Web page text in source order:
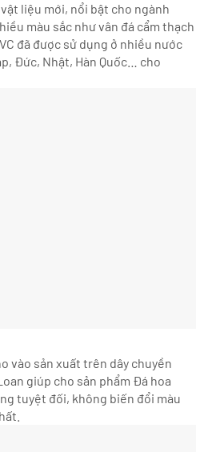
liệu mới, nổi bật cho ngành
màu sắc như vân đá cẩm thạch
đã được sử dụng ở nhiều nước
Đức, Nhật, Hàn Quốc… cho
vào sản xuất trên dây chuyền
giúp cho sản phẩm Đá hoa
tuyệt đối, không biến đổi màu